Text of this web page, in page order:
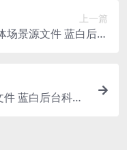
上一篇
场景源文件 蓝白后台
蓝白后台科技